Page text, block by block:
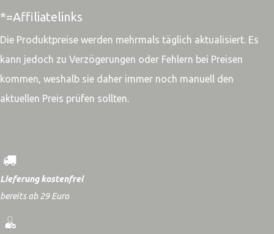
*=Affiliatelinks
Die Produktpreise werden mehrmals täglich aktualisiert. Es
kann jedoch zu Verzögerungen oder Fehlern bei Preisen
kommen, weshalb sie daher immer noch manuell den
aktuellen Preis prüfen sollten.
Lieferung kostenfrei
bereits ab 29 Euro